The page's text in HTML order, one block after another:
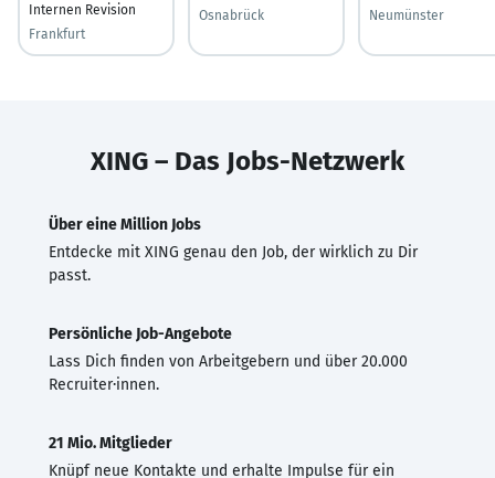
Internen Revision
Frankfurt
Osnabrück
Neumünster
XING – Das Jobs-Netzwerk
Über eine Million Jobs
Entdecke mit XING genau den Job, der wirklich zu Dir
passt.
Persönliche Job-Angebote
Lass Dich finden von Arbeitgebern und über 20.000
Recruiter·innen.
21 Mio. Mitglieder
Knüpf neue Kontakte und erhalte Impulse für ein